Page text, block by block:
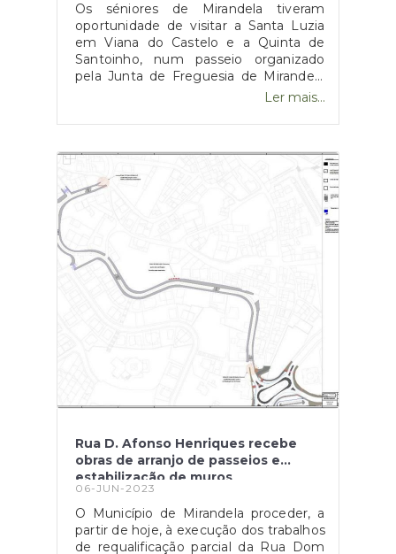
Os séniores de Mirandela tiveram
oportunidade de visitar a Santa Luzia
em Viana do Castelo e a Quinta de
Santoinho, num passeio organizado
pela Junta de Freguesia de Mirandela
dia 10 de Junho.Envelhecer
cidadão, numa atividade lúdica, de lazer
Ler mais...
Rua D. Afonso Henriques recebe
obras de arranjo de passeios e
estabilização de muros
06-JUN-2023
O Município de Mirandela proceder, a
partir de hoje, à execução dos trabalhos
de requalificação parcial da Rua Dom